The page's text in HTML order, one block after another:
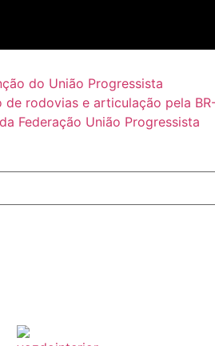
do União Progressista
rodovias e articulação pela
Federação União Progressista